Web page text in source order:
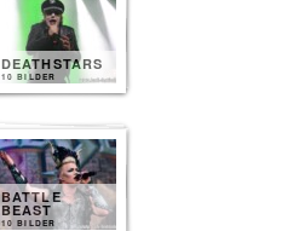
DEATHSTARS
10 BILDER
BATTLE
BEAST
10 BILDER